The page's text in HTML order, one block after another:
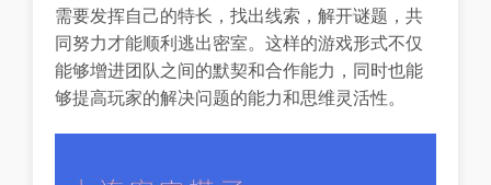
需要发挥自己的特长，找出线索，解开谜题，共
同努力才能顺利逃出密室。这样的游戏形式不仅
能够增进团队之间的默契和合作能力，同时也能
够提高玩家的解决问题的能力和思维灵活性。